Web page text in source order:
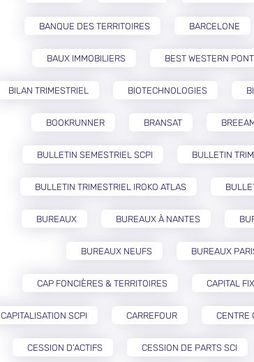
BANQUE DES TERRITOIRES BARCELONE
BAUX IMMOBILIERS BEST WESTERN
BILAN TRIMESTRIEL BIOTECHNOLOGIES
BOOKRUNNER BRANSAT
BULLETIN SEMESTRIEL SCPI BULLETIN
BULLETIN TRIMESTRIEL IROKO ATLAS
BUREAUX BUREAUX À NANTES
BUREAUX NEUFS BUREAUX
CAP FONCIÈRES & TERRITOIRES CAPITAL
CAPITALISATION SCPI CARREFOUR CENTRE
CESSION D’ACTIFS CESSION DE PARTS SCI